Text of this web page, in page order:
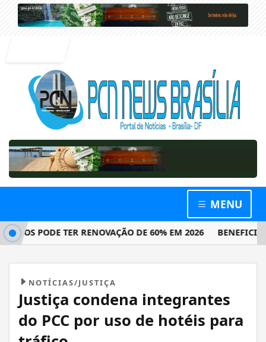
MENU
PODE TER RENOVAÇÃO DE 60% EM 2026
NOTÍCIAS/JUSTIÇA
Justiça condena integrantes
do PCC por uso de hotéis para